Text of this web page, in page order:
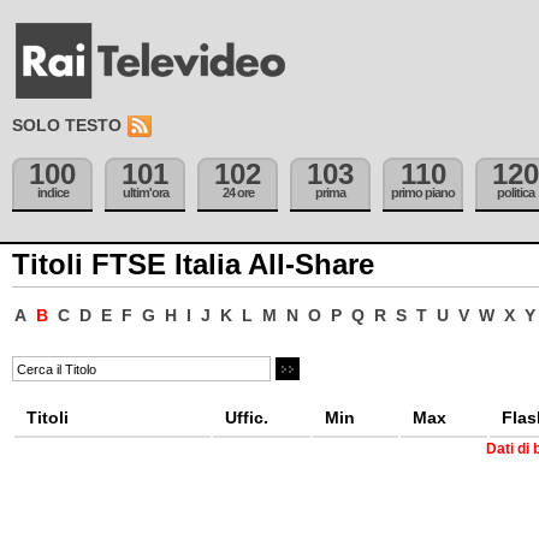
SOLO TESTO
100
indice
101
ultim'ora
102
24 ore
103
prima
110
primo piano
120
politica
Titoli FTSE Italia All-Share
A B C D E F G H I J K L M N O P Q R S T U V W X Y
Titoli Uffic. Min Max
Dati di